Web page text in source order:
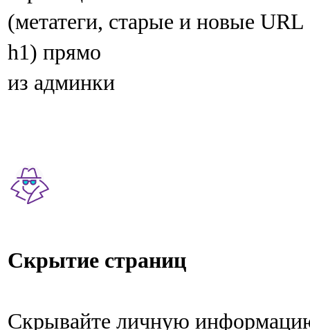
(метатеги, старые и новые URL
h1) прямо
из админки
Скрытие страниц
Скрывайте личную